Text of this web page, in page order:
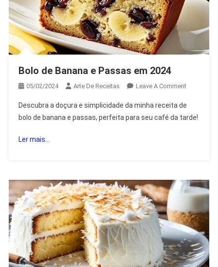
Bolo de Banana e Passas em 2024
05/02/2024 Arte De Receitas Leave A CommentOn
De
Banana
Descubra a doçura e simplicidade da minha receita de
bolo de banana e passas, perfeita para seu café da tarde!
Ler mais...